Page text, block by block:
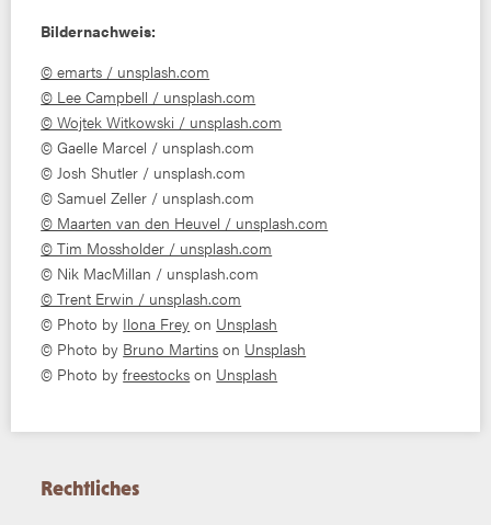
Bildernachweis:
© emarts / unsplash.com
© Lee Campbell / unsplash.com
© Wojtek Witkowski / unsplash.com
© Gaelle Marcel / unsplash.com
© Josh Shutler / unsplash.com
© Samuel Zeller / unsplash.com
© Maarten van den Heuvel / unsplash.com
© Tim Mossholder / unsplash.com
© Nik MacMillan / unsplash.com
© Trent Erwin / unsplash.com
© Photo by Ilona Frey on Unsplash
© Photo by Bruno Martins on Unsplash
© Photo byfreestocks on Unsplash
Rechtliches